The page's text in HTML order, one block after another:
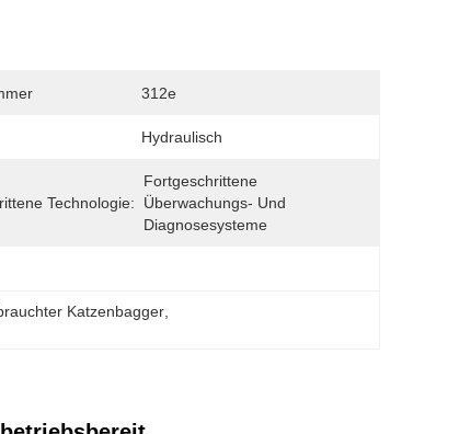
312e
Hydraulisch
Technologie:
Fortgeschrittene
Überwachungs- Und
Diagnosesysteme
Katzenbagger